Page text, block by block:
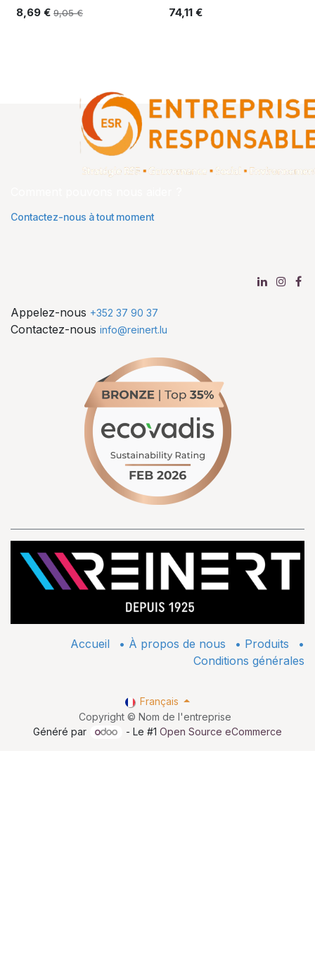
8,69 € 9,05€ 74,11€
Contactez-nous à tout moment
Appelez-nous +352 37 90 37
Contactez-nous info@reinert.lu
Accueil • À propos de nous • ​Produits
•
Conditions générales
Copyright © Nom de l'entreprise
Français
Généré par - Le #1Open Source eCommerce